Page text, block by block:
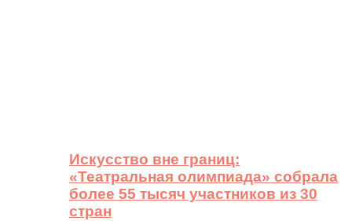
Искусство вне границ:
«Театральная олимпиада» собрала
более 55 тысяч участников из 30
стран